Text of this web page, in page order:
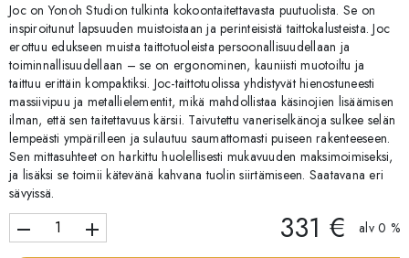
Joc on Yonoh Studion tulkinta kokoontaitettavasta puutuolista. Se on
inspiroitunut lapsuuden muistoistaan ja perinteisistä taittokalusteista. Joc
erottuu edukseen muista taittotuoleista persoonallisuudellaan ja
toiminnallisuudellaan – se on ergonominen, kauniisti muotoiltu ja
taittuu erittäin kompaktiksi. Joc-taittotuolissa yhdistyvät hienostuneesti
massiivipuu ja metallielementit, mikä mahdollistaa käsinojien lisäämisen
ilman, että sen taitettavuus kärsii. Taivutettu vaneriselkänoja sulkee selän
lempeästi ympärilleen ja sulautuu saumattomasti puiseen rakenteeseen.
Sen mittasuhteet on harkittu huolellisesti mukavuuden maksimoimiseksi,
ja lisäksi se toimii kätevänä kahvana tuolin siirtämiseen. Saatavana eri
sävyissä.
remove add 331 € alv 0 %